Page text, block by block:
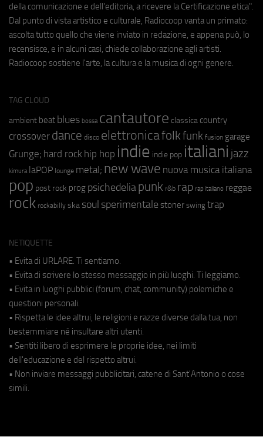
della comunicazione e dell'editoria, a ricevere la Certificazione etica".
Dal punto di vista artistico e culturale, Radiocoop vanta un primato:
ascolta tutto quello che viene inviato in redazione, e appena può, lo
recensisce, e in alcuni casi, chiede collaborazione agli artisti.
Radiocoop sostiene l'arte, la cultura e la musica di ogni genere.
TAG CLOUD
ambient beat blues bossa cantautore classica country
crossover dance disco elettronicafolkfunk fusion garage
Grunge; hard rock hip hop indie indie pop italiani jazz
kimura laPOP lounge metal; new wave nuova musica italiana
pop post rock prog psichedeliapunk r&b rap rap italiano reggae
rock rockabilly ska soul sperimentale stoner swing trap
NETIQUETTE
• Evita di URLARE. Ti sentiamo.
• Evita di scrivere lo stesso messaggio in più luoghi. Ti leggiamo.
• Evita in luoghi pubblici (forum, chat, community) polemiche e
questioni personali.
• Rispetta le idee altrui, le religioni e razze diverse dalla tua, non
bestemmiare né insultare altri utenti.
• Sentiti libero di esprimere le proprie idee, nei limiti
dell'educazione e del rispetto altrui.
• Non inviare messaggi pubblicitari, catene di Sant'Antonio o cose
simili.